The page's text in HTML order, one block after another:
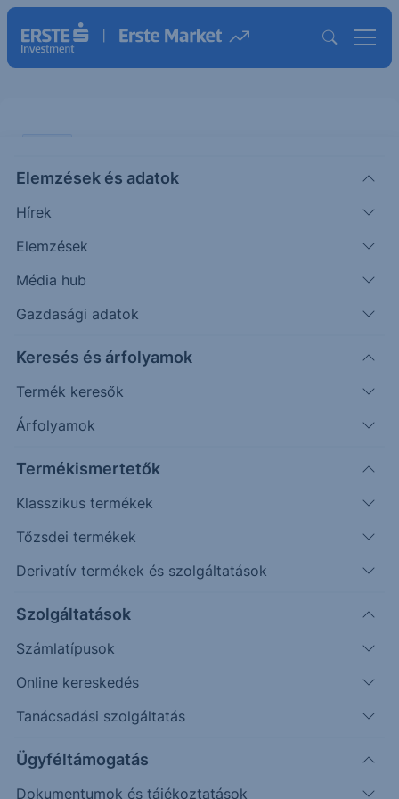
Elemzések és adatok
Hírek
Elemzések
Média hub
Gazdasági adatok
Keresés és árfolyamok
Termék keresők
Árfolyamok
Termékismertetők
Klasszikus termékek
Tőzsdei termékek
Derivatív termékek és szolgáltatások
Szolgáltatások
Számlatípusok
Online kereskedés
Tanácsadási szolgáltatás
Ügyféltámogatás
Dokumentumok és tájékoztatások
hírek hatására kissé idegesebbé váltak a piacok.
Úgy tűnik, véget ér a hónapok óta tartó csendes
VIX ficánkolása is jelez.
Forrás: Bloomberg
A jegybankok